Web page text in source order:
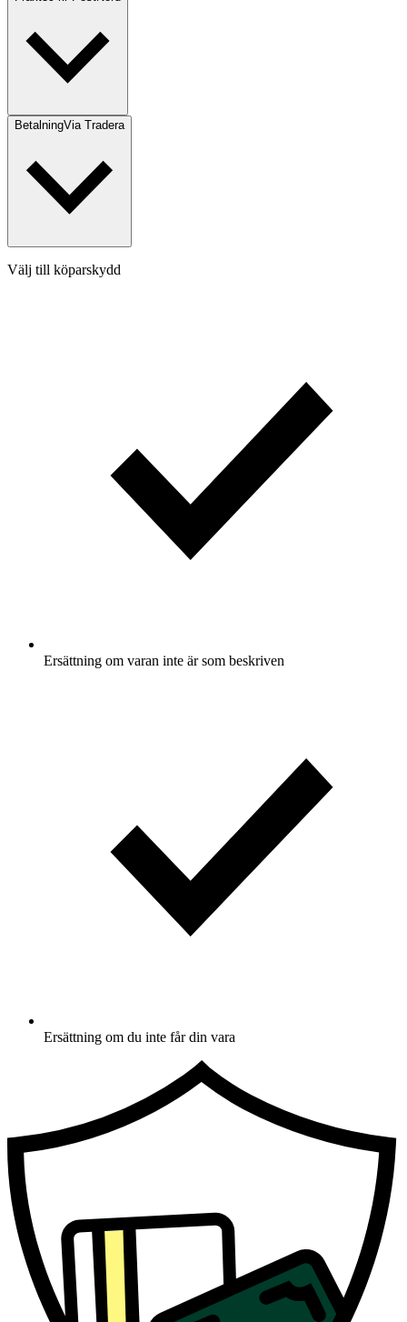
BetalningVia Tradera
Välj till köparskydd
Ersättning om varan inte är som beskriven
Ersättning om du inte får din vara